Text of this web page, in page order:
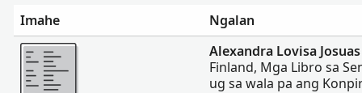
Imahe
Ngalan
Dugang pa
Alexandra Lovisa Josuas
Finland, Mga Libro sa
ug sa wala pa ang